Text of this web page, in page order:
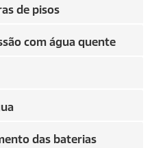
de pisos
com água quente
das baterias